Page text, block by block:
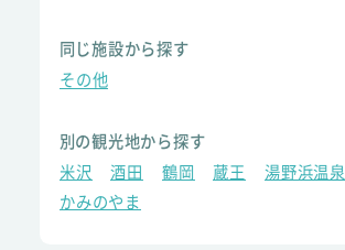
同じ施設から探す
その他
別の観光地から探す
米沢
酒田 鶴岡 蔵王
湯野浜温泉
かみのやま